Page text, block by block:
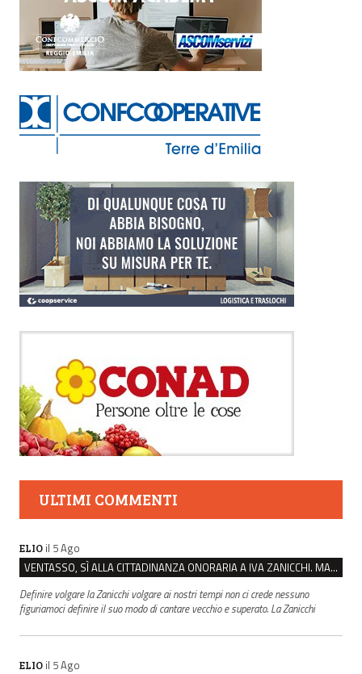
ULTIMI COMMENTI
ELIO il 5 Ago
VENTASSO, SÌ ALLA CITTADINANZA ONORARIA A IVA ZANICCHI. MA BARGIACCHI: “È DI PESSIMO GUSTO”
Definire volgare la Zanicchi volgare ai nostri tempi non ci crede nessuno
figuriamoci definire il suo modo di cantare vecchio e superato. La Zanicchi
ELIO il 5 Ago